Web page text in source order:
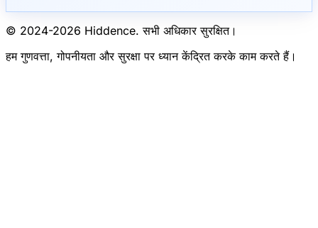
© 2024-2026 Hiddence.सभी अधिकार सुरक्षित।
हम गुणवत्ता, गोपनीयता और सुरक्षा पर ध्यान केंद्रित करके काम करते हैं।